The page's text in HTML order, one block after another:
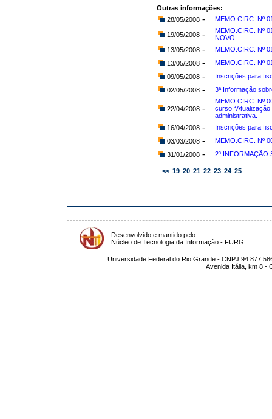
Outras informações:
28/05/2008- MEMO.CIRC. Nº
19/05/2008-
MEMO.CIRC. Nº
NOVO
13/05/2008-
MEMO.CIRC. Nº
13/05/2008-
MEMO.CIRC. Nº
09/05/2008-
Inscrições para
02/05/2008- 3ª Informação
22/04/2008-
MEMO.CIRC. Nº
curso
administrativa.
16/04/2008-
Inscrições para
03/03/2008-
MEMO.CIRC. Nº
31/01/2008- 2ª INFORMAÇÃO
<< 19 20 21 22 23 24 25
Desenvolvido e mantido pelo
Núcleo de Tecnologia da Informação - FURG
Universidade Federal do Rio Grande - CNPJ
Avenida Itália, km 8 -